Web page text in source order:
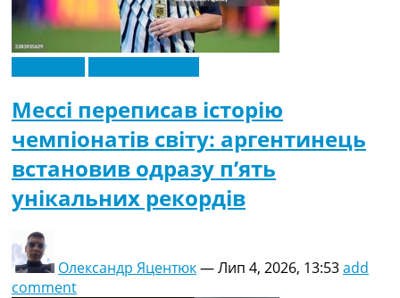
Мессі переписав історію
чемпіонатів світу: аргентинець
встановив одразу п’ять
унікальних рекордів
Олександр Яцентюк—Лип 4, 2026, 13:53add
comment